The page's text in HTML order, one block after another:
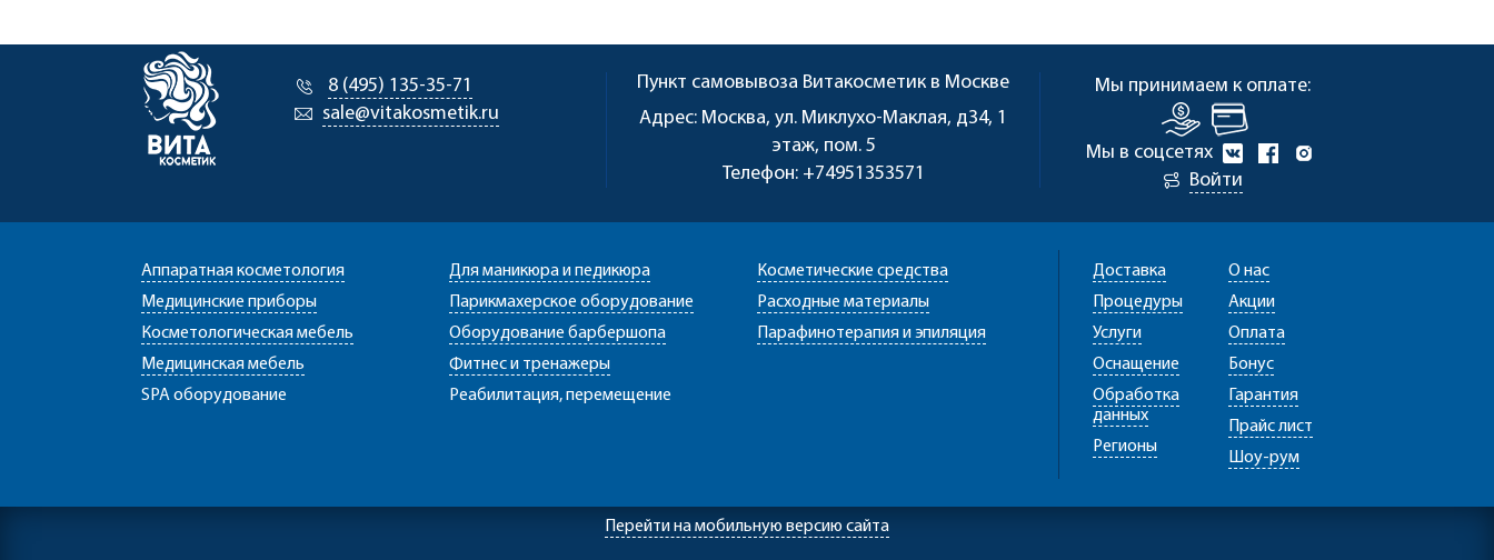
8 (495) 135-35-71
sale@vitakosmetik.ru
Пункт самовывоза Витакосметик в Москве
Адрес: Москва, ул. Миклухо-Маклая, д34, 1
этаж, пом. 5
Телефон: +74951353571
Мы принимаем к оплате:
Мы в соцсетях
Войти
Аппаратная косметология
Медицинские приборы
Косметологическая мебель
Медицинская мебель
SPA оборудование
Для маникюра и педикюра
Парикмахерское оборудование
Оборудование барбершопа
Фитнес и тренажеры
Реабилитация, перемещение
Косметические средства
Расходные материалы
Парафинотерапия и эпиляция
Доставка
Процедуры
Услуги
Оснащение
Обработка
данных
Регионы
О нас
Акции
Оплата
Бонус
Гарантия
Прайс лист
Шоу-рум
Перейти на мобильную версию сайта